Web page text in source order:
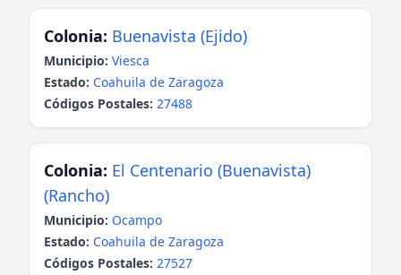
Colonia: Buenavista (Ejido)
Municipio: Viesca
Estado: Coahuila de Zaragoza
Códigos Postales: 27488
Colonia: El Centenario (Buenavista)
(Rancho)
Municipio: Ocampo
Estado: Coahuila de Zaragoza
Códigos Postales: 27527